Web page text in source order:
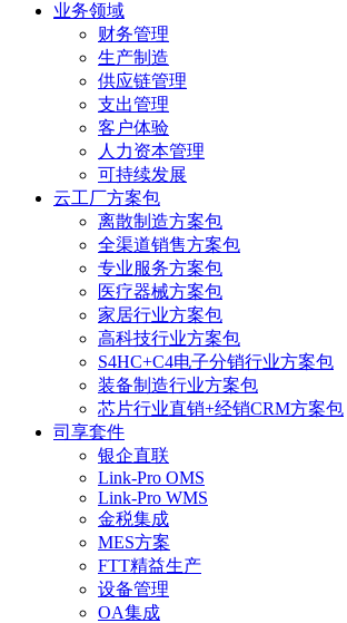
业务领域
财务管理
生产制造
供应链管理
支出管理
客户体验
人力资本管理
可持续发展
云工厂方案包
离散制造方案包
全渠道销售方案包
专业服务方案包
医疗器械方案包
家居行业方案包
高科技行业方案包
S4HC+C4电子分销行业方案包
装备制造行业方案包
芯片行业直销+经销CRM方案包
司享套件
银企直联
Link-Pro OMS
Link-Pro WMS
金税集成
MES方案
FTT精益生产
设备管理
OA集成